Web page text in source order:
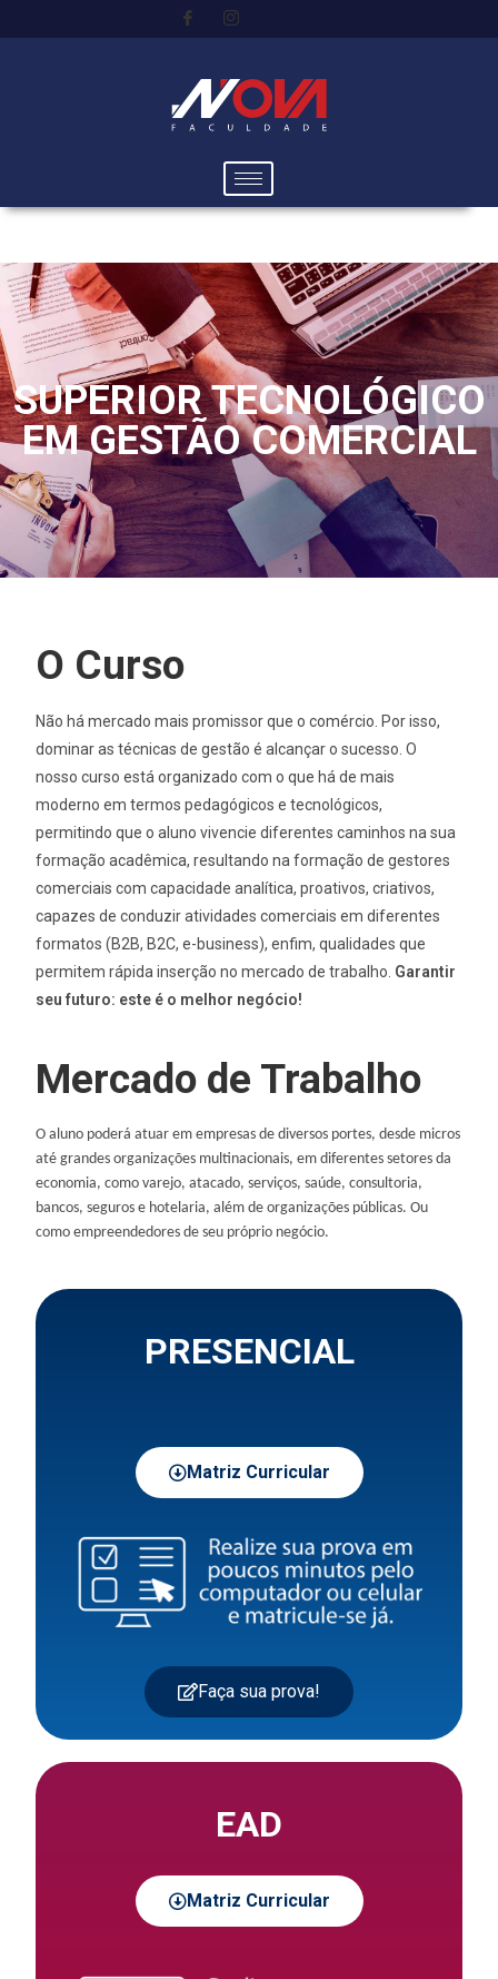
SUPERIOR TECNOLÓGICO
EM GESTÃO COMERCIAL
O Curso
Não há mercado mais promissor que o comércio. Por isso,
dominar as técnicas de gestão é alcançar o sucesso. O
nosso curso está organizado com o que há de mais
moderno em termos pedagógicos e tecnológicos,
permitindo que o aluno vivencie diferentes caminhos na sua
formação acadêmica, resultando na formação de gestores
comerciais com capacidade analítica, proativos, criativos,
capazes de conduzir atividades comerciais em diferentes
formatos (B2B, B2C, e-business), enfim, qualidades que
permitem rápida inserção no mercado de trabalho. Garantir
seu futuro: este é o melhor negócio!
Mercado de Trabalho
O aluno poderá atuar em empresas de diversos portes, desde micros
até grandes organizações multinacionais, em diferentes setores da
economia, como varejo, atacado, serviços, saúde, consultoria,
bancos, seguros e hotelaria, além de organizações públicas. Ou
como empreendedores de seu próprio negócio.
PRESENCIAL
Matriz Curricular
Faça sua prova!
EAD
Matriz Curricular